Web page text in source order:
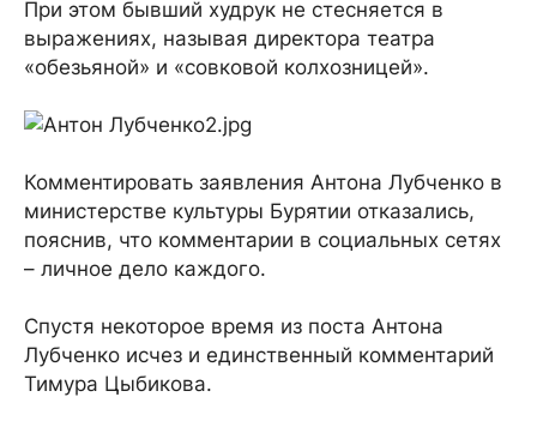
При этом бывший худрук не стесняется в
выражениях, называя директора театра
«обезьяной» и «совковой колхозницей».
Комментировать заявления Антона Лубченко в
министерстве культуры Бурятии отказались,
пояснив, что комментарии в социальных сетях
– личное дело каждого.
Спустя некоторое время из поста Антона
Лубченко исчез и единственный комментарий
Тимура Цыбикова.